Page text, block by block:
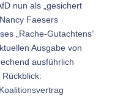
nun als „gesichert
Faesers
„Rache-Gutachtens“
Ausgabe von
ausführlich